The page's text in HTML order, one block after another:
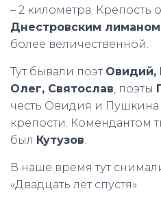
– 2 километра. Крепость
Днестровским лиманом
более величественной.
Тут бывали поэт Овидий,
Олег, Святослав, поэты
честь Овидия и
крепости. Комендантом
был Кутузов.
В наше время тут
«Двадцать лет спустя».